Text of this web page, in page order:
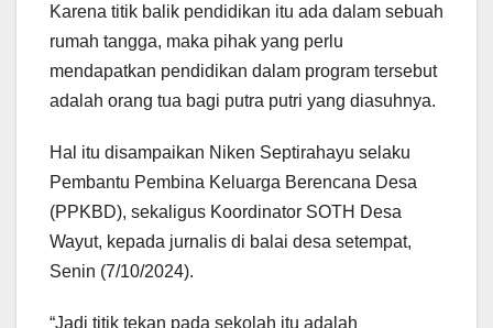
Karena titik balik pendidikan itu ada dalam sebuah
rumah tangga, maka pihak yang perlu
mendapatkan pendidikan dalam program tersebut
adalah orang tua bagi putra putri yang diasuhnya.
Hal itu disampaikan Niken Septirahayu selaku
Pembantu Pembina Keluarga Berencana Desa
(PPKBD), sekaligus Koordinator SOTH Desa
Wayut, kepada jurnalis di balai desa setempat,
Senin (7/10/2024).
“Jadi titik tekan pada sekolah itu adalah